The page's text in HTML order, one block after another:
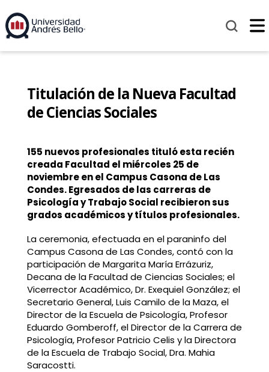
Titulación de la Nueva Facultad
de Ciencias Sociales
155 nuevos profesionales tituló esta recién
creada Facultad el miércoles 25 de
noviembre en el Campus Casona de Las
Condes. Egresados de las carreras de
Psicología y Trabajo Social recibieron sus
grados académicos y títulos profesionales.
La ceremonia, efectuada en el paraninfo del
Campus Casona de Las Condes, contó con la
participación de Margarita María Errázuriz,
Decana de la Facultad de Ciencias Sociales; el
Vicerrector Académico, Dr. Exequiel González; el
Secretario General, Luis Camilo de la Maza, el
Director de la Escuela de Psicología, Profesor
Eduardo Gomberoff, el Director de la Carrera de
Psicología, Profesor Patricio Celis y la Directora
de la Escuela de Trabajo Social, Dra. Mahia
Saracostti.